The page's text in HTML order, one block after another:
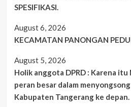
SPESIFIKASI.
August 6, 2026
KECAMATAN PANONGAN
August 5, 2026
Holik anggota DPRD : Karena
peran besar dalam
Kabupaten Tangerang ke depan.